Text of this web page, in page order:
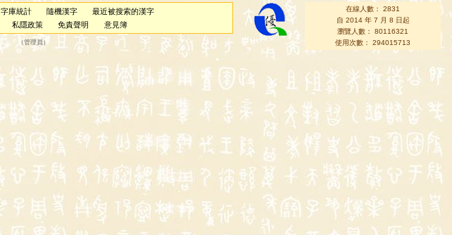
字庫統計 隨機漢字
最近被搜索的漢字
私隱政策 免責聲明 意見簿
（管理員 ）
在線人數： 2831
自 2014 年 7 月 8 日起
瀏覽人數： 80116321
使用次數： 294015713